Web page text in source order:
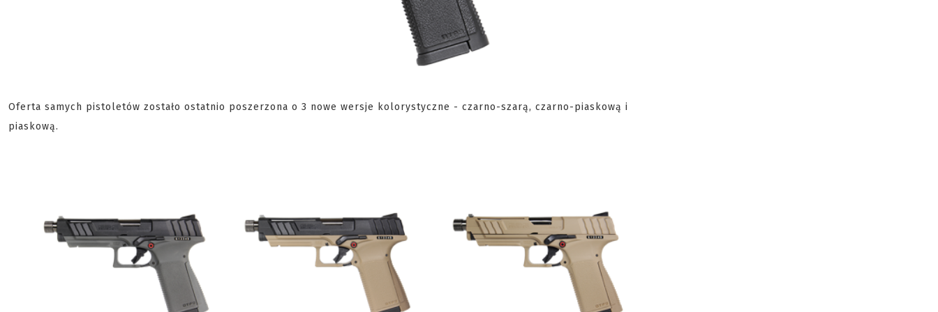
Oferta samych pistoletów zostało ostatnio poszerzona o 3 nowe wersje kolorystyczne - czarno-szarą, czarno-piaskową i
piaskową.